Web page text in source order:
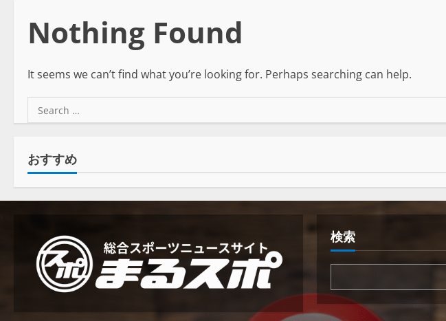
Nothing Found
It seems we can’t find what you’re looking for. Perhaps searching can help.
おすすめ
検索